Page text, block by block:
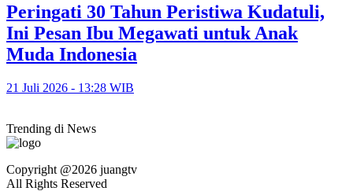
Peringati 30 Tahun Peristiwa Kudatuli,
Ini Pesan Ibu Megawati untuk Anak
Muda Indonesia
21 Juli 2026 - 13:28 WIB
Trending di News
Copyright @2026 juangtv
All Rights Reserved